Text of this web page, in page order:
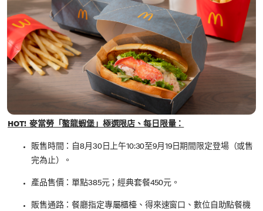
HOT! 麥當勞「螯龍蝦堡」極選限店、每日限量：
販售時間：自8月30日上午10:30至9月19日期間限定登場（或售
完為止）。
產品售價：單點385元；經典套餐450元。
販售通路：餐廳指定專屬櫃檯、得來速窗口、數位自助點餐機